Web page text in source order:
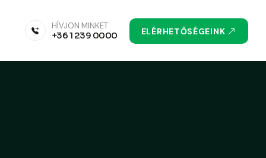
HÍVJON MINKET
+36 1 239 0000 ELÉRHETŐSÉGEINK